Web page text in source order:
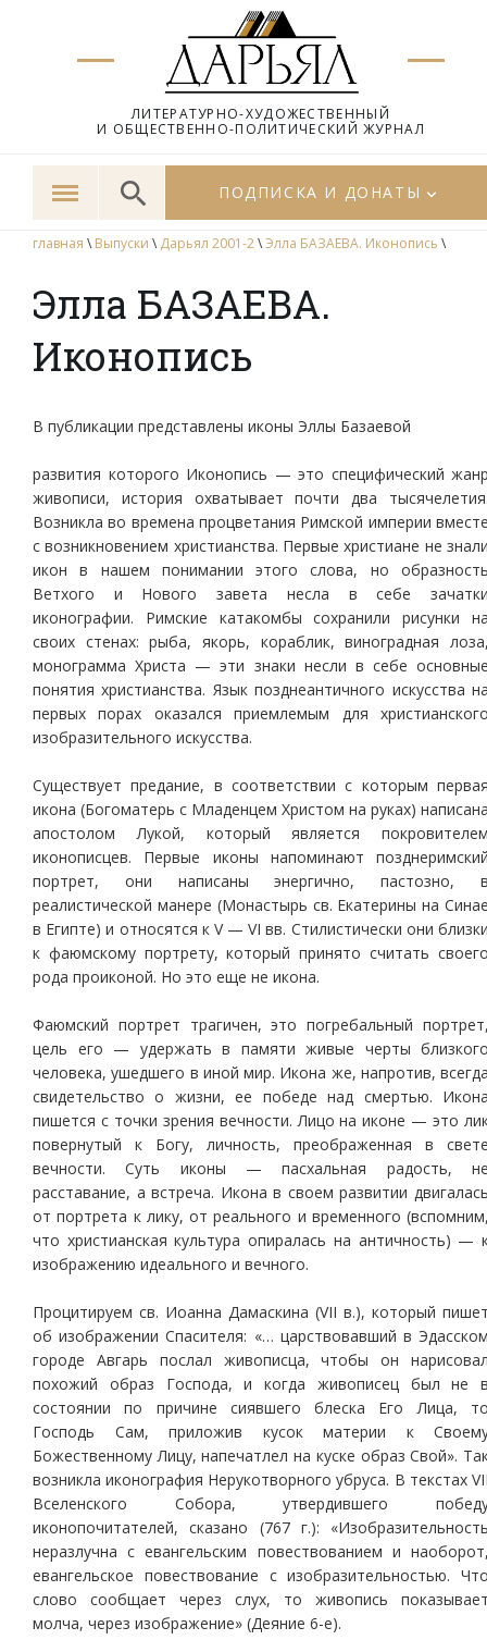
ЛИТЕРАТУРНО-ХУДОЖЕСТВЕННЫЙ
И ОБЩЕСТВЕННО-ПОЛИТИЧЕСКИЙ ЖУРНАЛ
ПОДПИСКА И ДОНАТЫ
главная \ Выпуски \ Дарьял 2001-2\Элла БАЗАЕВА. Иконопись \
Элла БАЗАЕВА.
Иконопись
В публикации представлены иконы Эллы Базаевой
развития которого Иконопись — это специфический
живописи, история охватывает почти два
Возникла во времена процветания Римской империи
с возникновением христианства. Первые христиане не
икон в нашем понимании этого слова, но
Ветхого и Нового завета несла в себе
иконографии. Римские катакомбы сохранили рисунки
своих стенах: рыба, якорь, кораблик, виноградная
монограмма Христа — эти знаки несли в себе
понятия христианства. Язык позднеантичного искусства
первых порах оказался приемлемым для
изобразительного искусства.
Существует предание, в соответствии с которым
икона (Богоматерь с Младенцем Христом на руках)
апостолом Лукой, который является
иконописцев. Первые иконы напоминают
портрет, они написаны энергично, пастозно,
реалистической манере (Монастырь св. Екатерины на
в Египте) и относятся к V — VI вв. Стилистически они
к фаюмскому портрету, который принято считать
рода проиконой. Но это еще не икона.
Фаюмский портрет трагичен, это погребальный
цель его — удержать в памяти живые черты
человека, ушедшего в иной мир. Икона же, напротив,
свидетельство о жизни, ее победе над смертью.
пишется с точки зрения вечности. Лицо на иконе — это
повернутый к Богу, личность, преображенная в
вечности. Суть иконы — пасхальная радость,
расставание, а встреча. Икона в своем развитии
от портрета к лику, от реального и временного
что христианская культура опиралась на античность) —
изображению идеального и вечного.
Процитируем св. Иоанна Дамаскина (VII в.), который
об изображении Спасителя: «… царствовавший в
городе Авгарь послал живописца, чтобы он
похожий образ Господа, и когда живописец был не
состоянии по причине сиявшего блеска Его Лица,
Господь Сам, приложив кусок материи к
Божественному Лицу, напечатлел на куске образ Свой».
возникла иконография Нерукотворного убруса. В текстах
Вселенского Собора, утвердившего
иконопочитателей, сказано (767 г.):
неразлучна с евангельским повествованием и
евангельское повествование с изобразительностью.
слово сообщает через слух, то живопись
молча, через изображение» (Деяние 6-е).